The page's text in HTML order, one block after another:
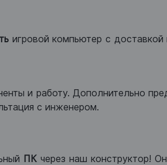
игровой компьютер с
и работу. Дополнительно
с инженером.
ПК через наш конструктор!